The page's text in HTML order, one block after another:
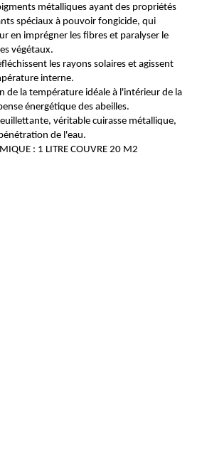
métalliques ayant des propriétés
spéciaux à pouvoir fongicide, qui
en imprégner les fibres et paralyser le
végétaux.
les rayons solaires et agissent
interne.
de la température idéale à l'intérieur de la
énergétique des abeilles.
véritable cuirasse métallique,
de l'eau.
: 1 LITRE COUVRE 20 M2